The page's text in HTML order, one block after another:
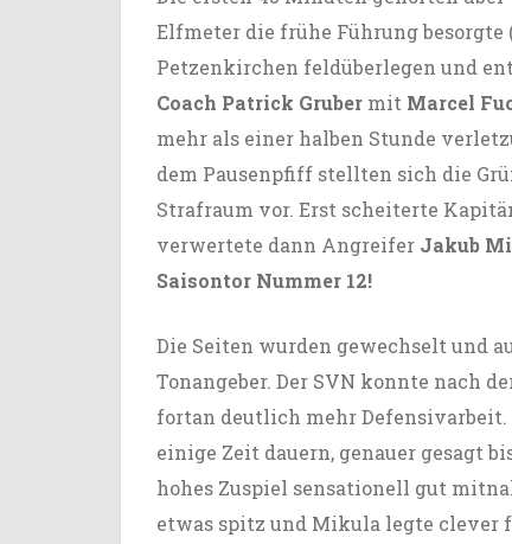
Elfmeter die frühe Führung
Petzenkirchen feldüberlegen und
Coach Patrick Gruber mit Marcel
mehr als einer halben Stunde
dem Pausenpfiff stellten sich die
Strafraum vor. Erst scheiterte
verwertete dann Angreifer Jakub
Saisontor Nummer 12!
Die Seiten wurden gewechselt und
Tonangeber. Der SVN konnte nach
fortan deutlich mehr Defensivarbeit.
einige Zeit dauern, genauer gesagt
hohes Zuspiel sensationell gut
etwas spitz und Mikula legte clever